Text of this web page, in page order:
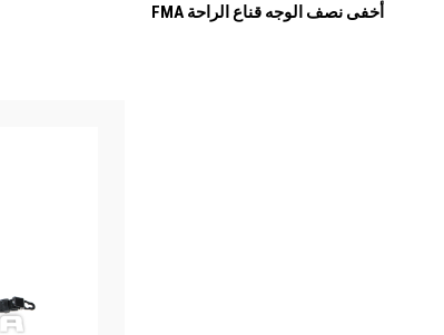
FMA أخفى نصف الوجه قناع الراحة